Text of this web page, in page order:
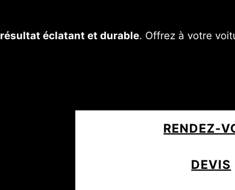
résultat éclatant et durable. Offrez à votre
RENDEZ-
DEVIS